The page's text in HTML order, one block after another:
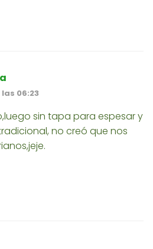
las 06:23
sin tapa para espesar y
no creó que nos